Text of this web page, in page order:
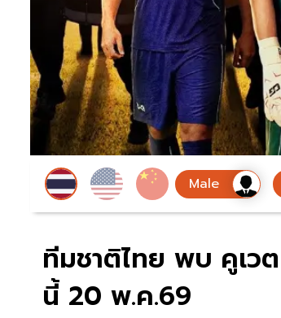
ทีมชาติไทย พบ คูเว
นี้ 20 พ.ค.69